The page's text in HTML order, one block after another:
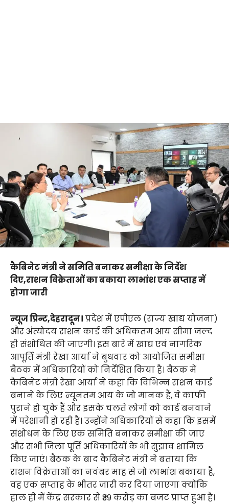
कैबिनेट मंत्री ने समिति बनाकर समीक्षा के निर्देश
दिए,राशन विक्रेताओं का बकाया लाभांश एक सप्ताह में
होगा जारी
न्यूज प्रिन्ट,देहरादून। प्रदेश में एपीएल (राज्य खाद्य योजना)
और अंत्योदय राशन कार्ड की अधिकतम आय सीमा जल्द
ही संशोधित की जाएगी। इस बारे में खाद्य एवं नागरिक
आपूर्ति मंत्री रेखा आर्या ने बुधवार को आयोजित समीक्षा
बैठक में अधिकारियों को निर्देशित किया है। बैठक में
कैबिनेट मंत्री रेखा आर्या ने कहा कि विभिन्न राशन कार्ड
बनाने के लिए न्यूनतम आय के जो मानक हैं, वे काफी
पुराने हो चुके हैं और इसके चलते लोगों को कार्ड बनवाने
में परेशानी हो रही है। उन्होंने अधिकारियों से कहा कि इसमें
संशोधन के लिए एक समिति बनाकर समीक्षा की जाए
और सभी जिला पूर्ति अधिकारियों के भी सुझाव शामिल
किए जाएं। बैठक के बाद कैबिनेट मंत्री ने बताया कि
राशन विक्रेताओं का नवंबर माह से जो लाभांश बकाया है,
वह एक सप्ताह के भीतर जारी कर दिया जाएगा क्योंकि
हाल ही में केंद्र सरकार से ₹39 करोड़ का बजट प्राप्त हुआ है।